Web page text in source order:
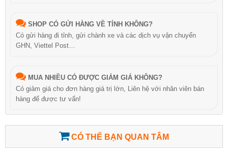
SHOP CÓ GỬI HÀNG VỀ TỈNH KHÔNG?
Có gửi hàng đi tỉnh, gửi chành xe và các dịch vụ vận chuyển
GHN, Viettel Post…
MUA NHIỀU CÓ ĐƯỢC GIẢM GIÁ KHÔNG?
Có giảm giá cho đơn hàng giá trị lớn, Liên hệ với nhân viên bán
hàng để được tư vấn!
CÓ THỂ BẠN QUAN TÂM